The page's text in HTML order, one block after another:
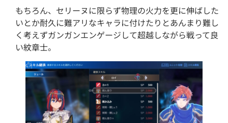
もちろん、セリーヌに限らず物理の火力を更に伸ばした
いとか耐久に難アリなキャラに付けたりとあんまり難し
く考えずガンガンエンゲージして超越しながら戦って良
い紋章士。